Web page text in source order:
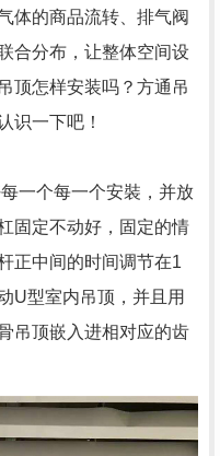
体的商品流转、排气阀
合分布，让整体空间设
顶怎样安装吗？方通吊
识一下吧！
一个每一个安裝，并放
固定不动好，固定的情
正中间的时间调节在1
U型室内吊顶，并且用
吊顶嵌入进相对应的齿